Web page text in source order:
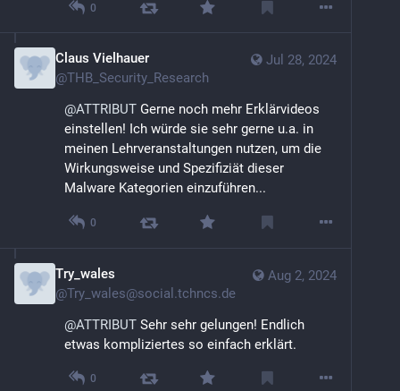
0
Jul 28, 2024
Claus Vielhauer
@THB_Security_Research
@ATTRIBUT Gerne noch mehr Erklärvideos
einstellen! Ich würde sie sehr gerne u.a. in
meinen Lehrveranstaltungen nutzen, um die
Wirkungsweise und Spezifiziät dieser
Malware Kategorien einzuführen...
0
Aug 2, 2024
Try_wales
@Try_wales@social.tchncs.de
@ATTRIBUT Sehr sehr gelungen! Endlich
etwas kompliziertes so einfach erklärt.
0